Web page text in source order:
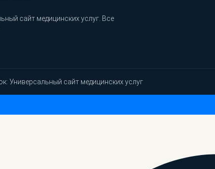
сайт медицинских услуг. Все
Универсальный сайт медицинских услуг